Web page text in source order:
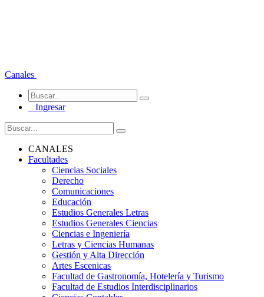
Canales
Ingresar
CANALES
Facultades
Ciencias Sociales
Derecho
Comunicaciones
Educación
Estudios Generales Letras
Estudios Generales Ciencias
Ciencias e Ingeniería
Letras y Ciencias Humanas
Gestión y Alta Dirección
Artes Escenicas
Facultad de Gastronomía, Hotelería y Turismo
Facultad de Estudios Interdisciplinarios